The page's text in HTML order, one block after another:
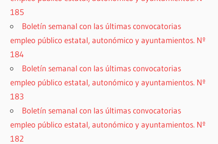
185
Boletín semanal con las últimas convocatorias
empleo público estatal, autonómico y ayuntamientos. Nº
184
Boletín semanal con las últimas convocatorias
empleo público estatal, autonómico y ayuntamientos. Nº
183
Boletín semanal con las últimas convocatorias
empleo público estatal, autonómico y ayuntamientos. Nº
182